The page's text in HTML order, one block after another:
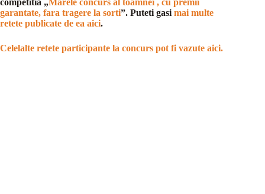
competitia „Marele concurs al toamnei , cu premii
garantate, fara tragere la sorti”. Puteti gasi mai multe
retete publicate de ea aici.
Celelalte retete participante la concurs pot fi vazute aici.